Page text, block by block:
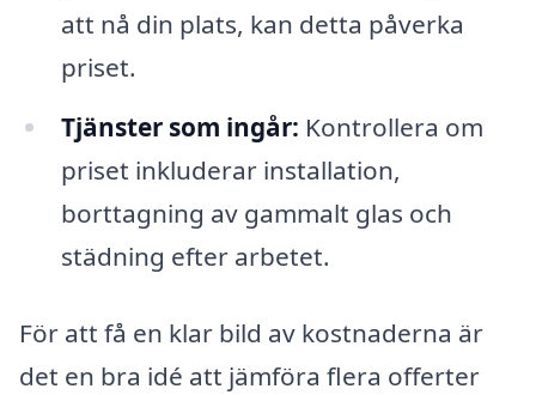
att nå din plats, kan detta påverka
priset.
Tjänster som ingår: Kontrollera om
priset inkluderar installation,
borttagning av gammalt glas och
städning efter arbetet.
För att få en klar bild av kostnaderna är
det en bra idé att jämföra flera offerter